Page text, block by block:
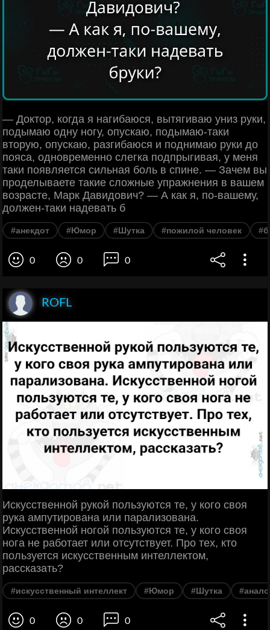
— Доктор, когда я нагибаюся, вытягиваю униз руки,
подымаю одну ногу, опускаю, подымаю-таки
вторую, опускаю, разгибаюся и поднимаю руки до
пояса, одновременно слегка подпрыгивая, у меня
таки появляется сильная боль в спине. — Зачем вы
проделываете такие сложные упражнения в вашем
возрасте, Марк Давидович? — А как я, по-вашему,
должен-таки надевать б
#анекдот #Юмор #Шутка #пожилой человек
0 0 0
ROFL
Искусственной рукой пользуются те, у кого своя
рука ампутирована или парализована.
Искусственной ногой пользуются те, у кого своя
нога не работает или отсутствует. Про тех, кто
пользуется искусственным интеллектом,
рассказать?
#искусственный интеллект #Юмор #Шутка
0 0 0